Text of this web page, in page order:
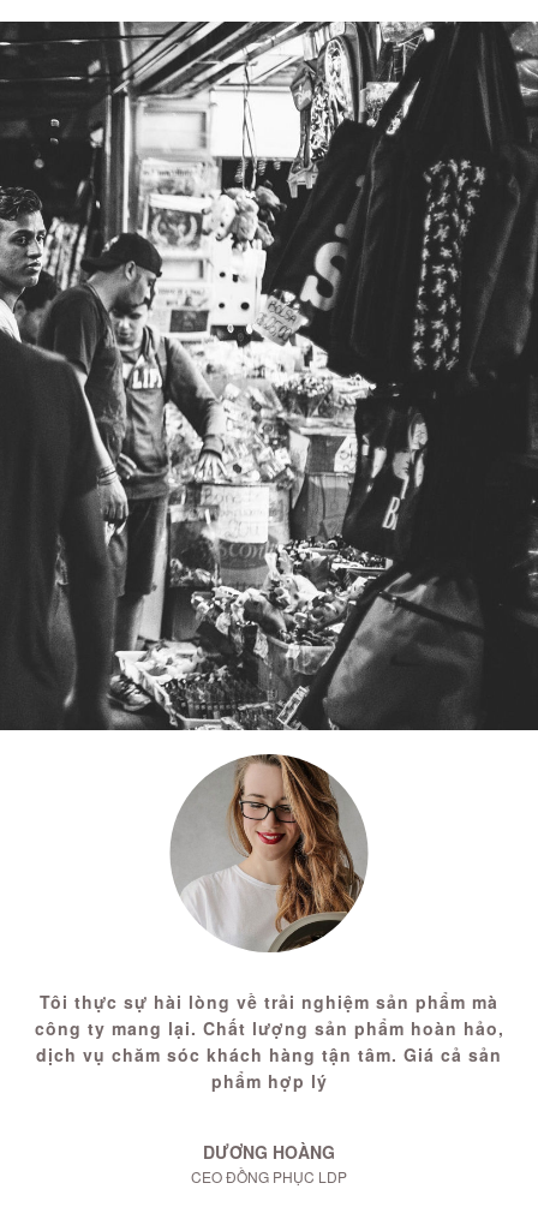
Tôi thực sự hài lòng về trải nghiệm sản phẩm mà
công ty mang lại. Chất lượng sản phẩm hoàn hảo,
dịch vụ chăm sóc khách hàng tận tâm. Giá cả sản
phẩm hợp lý
DƯƠNG HOÀNG
CEO ĐỒNG PHỤC LDP